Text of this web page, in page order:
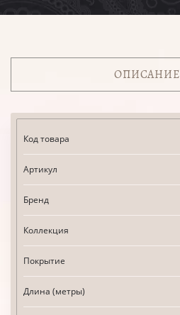
ОПИСАНИЕ
Код товара
Артикул
Бренд
Коллекция
Покрытие
Длина (метры)